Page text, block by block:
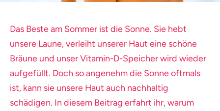
Das Beste am Sommer ist die Sonne. Sie hebt
unsere Laune, verleiht unserer Haut eine schöne
Bräune und unser Vitamin-D-Speicher wird wieder
aufgefüllt. Doch so angenehm die Sonne oftmals
ist, kann sie unsere Haut auch nachhaltig
schädigen. In diesem Beitrag erfahrt ihr, warum